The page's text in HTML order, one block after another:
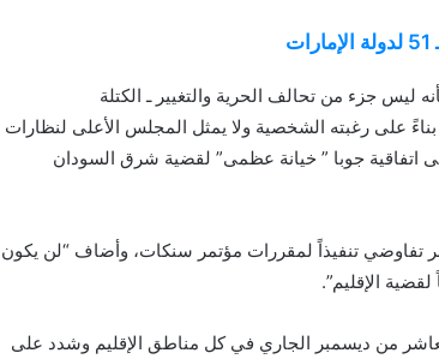
ليس جزء من تحالف الحرية والتغيير ـ الكتلة
على رغبته الشخصية ولا يمثل المجلس الأعلى لنظارات
اتفاقية جوبا ” خيانة عظمى” لقضية شرق السودان
تفاوضي تنفيذاً لمقررات مؤتمر سنكات، وأضاف “لن يكون
الإقليم”.
العاشر من ديسمبر الجاري في كل مناطق الإقليم وشدد على